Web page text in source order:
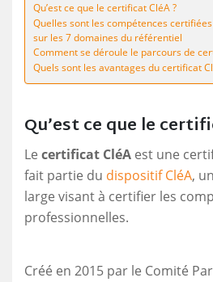
Qu’est ce que le certificat CléA ?
Quelles sont les compétences
sur les 7 domaines du référentiel
Comment se déroule le parcours de
Quels sont les avantages du certificat
Qu’est ce que le
Le certificat CléA est une
fait partie du dispositif CléA,
large visant à certifier les
professionnelles.
Créé en 2015 par le Comité